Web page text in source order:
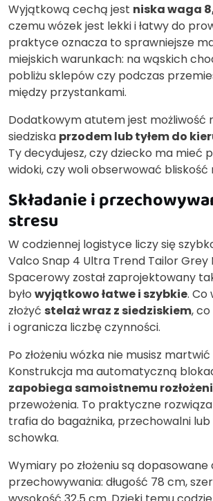
Wyjątkową cechą jest niska waga
czemu wózek jest lekki i łatwy do
praktyce oznacza to sprawniejsze
miejskich warunkach: na wąskich
pobliżu sklepów czy podczas
między przystankami.
Dodatkowym atutem jest możliwość
siedziska przodem lub tyłem do
Ty decydujesz, czy dziecko ma mieć
widoki, czy woli obserwować bliskość
Składanie i
stresu
W codziennej logistyce liczy się
Valco Snap 4 Ultra Trend Tailor Grey
Spacerowy został zaprojektowany
było wyjątkowo łatwe i szybkie. Co
złożyć stelaż wraz z siedziskiem,
i ogranicza liczbę czynności.
Po złożeniu wózka nie musisz
Konstrukcja ma automatyczną
zapobiega samoistnemu
przewożenia. To praktyczne
trafia do bagażnika, przechowalni
schowka.
Wymiary po złożeniu są dopasowane
przechowywania: długość 78 cm,